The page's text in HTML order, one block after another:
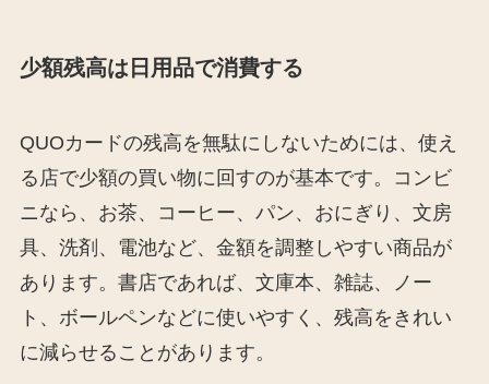
少額残高は日用品で消費する
QUOカードの残高を無駄にしないためには、使え
る店で少額の買い物に回すのが基本です。コンビ
ニなら、お茶、コーヒー、パン、おにぎり、文房
具、洗剤、電池など、金額を調整しやすい商品が
あります。書店であれば、文庫本、雑誌、ノー
ト、ボールペンなどに使いやすく、残高をきれい
に減らせることがあります。